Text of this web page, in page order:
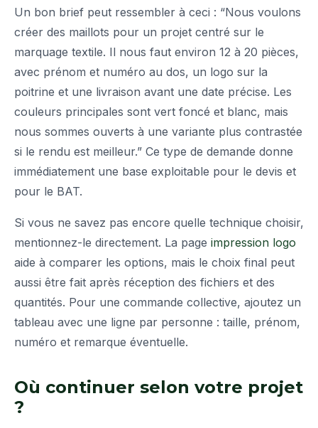
Un bon brief peut ressembler à ceci : “Nous voulons
créer des maillots pour un projet centré sur le
marquage textile. Il nous faut environ 12 à 20 pièces,
avec prénom et numéro au dos, un logo sur la
poitrine et une livraison avant une date précise. Les
couleurs principales sont vert foncé et blanc, mais
nous sommes ouverts à une variante plus contrastée
si le rendu est meilleur.” Ce type de demande donne
immédiatement une base exploitable pour le devis et
pour le BAT.
Si vous ne savez pas encore quelle technique choisir,
mentionnez-le directement. La page impression logo
aide à comparer les options, mais le choix final peut
aussi être fait après réception des fichiers et des
quantités. Pour une commande collective, ajoutez un
tableau avec une ligne par personne : taille, prénom,
numéro et remarque éventuelle.
Où continuer selon votre projet
?